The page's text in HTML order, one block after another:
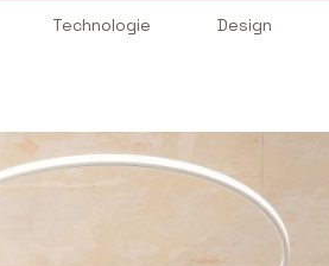
Technologie Design